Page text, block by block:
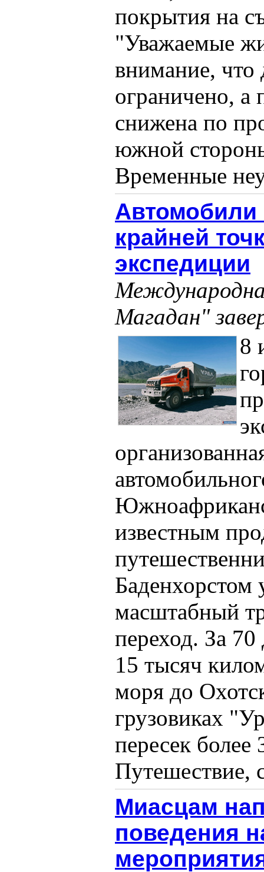
покрытия на
"Уважаемые
внимание, что
ограничено, а
снижена по
южной
Временные
Автомобили
крайней
экспедиции
Магадан"
8
известным
Баденхорстом
масштабный
переход. За
15 тысяч
моря до
грузовиках
пересек более
Путешествие,
Миасцам
поведения